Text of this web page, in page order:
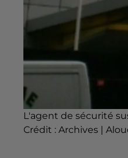
L'agent de sécurité
Crédit : Archives |